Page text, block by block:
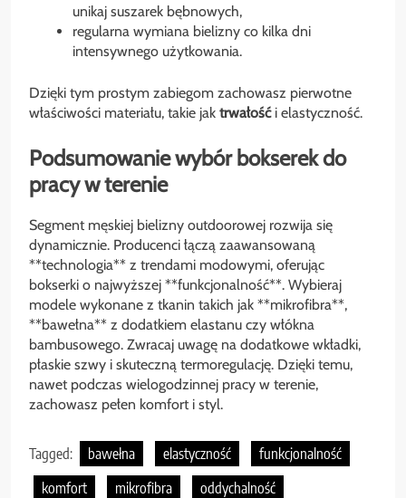
unikaj suszarek bębnowych,
regularna wymiana bielizny co kilka dni
intensywnego użytkowania.
Dzięki tym prostym zabiegom zachowasz pierwotne
właściwości materiału, takie jak trwałośći elastyczność.
Podsumowanie wybór bokserek do
pracy w terenie
Segment męskiej bielizny outdoorowej rozwija się
dynamicznie. Producenci łączą zaawansowaną
**technologia** z trendami modowymi, oferując
bokserki o najwyższej **funkcjonalność**. Wybieraj
modele wykonane z tkanin takich jak **mikrofibra**,
**bawełna** z dodatkiem elastanu czy włókna
bambusowego. Zwracaj uwagę na dodatkowe wkładki,
płaskie szwy i skuteczną termoregulację. Dzięki temu,
nawet podczas wielogodzinnej pracy w terenie,
zachowasz pełen komfort i styl.
Tagged: bawełna elastyczność
funkcjonalność
komfort
mikrofibra
oddychalność